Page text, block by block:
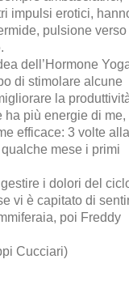
impulsi erotici,
pulsione verso
dell’Hormone
di stimolare alcune
la
ha più energie di me,
efficace: 3 volte alla
mese i primi
i dolori del
vi è capitato di
poi Freddy
Cucciari)